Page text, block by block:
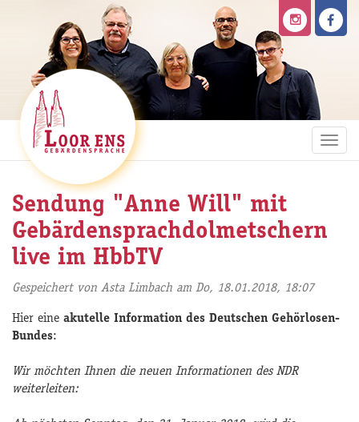
Sendung "Anne Will" mit
Gebärdensprachdolmetschern
live im HbbTV
Gespeichert von Asta Limbach am Do, 18.01.2018, 18:07
Hier eine akutelle Information des Deutschen Gehörlosen-
Bundes:
Wir möchten Ihnen die neuen Informationen des NDR
weiterleiten: